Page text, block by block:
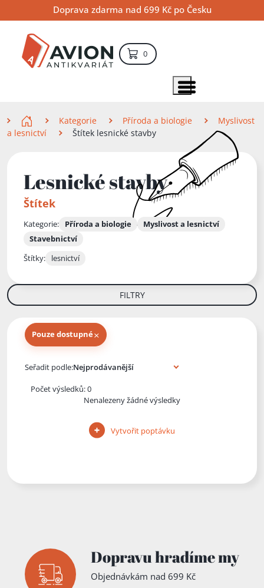
na
obsah
na
navigaci
na
vyhledávání
Doprava zdarma nad 699 Kč po Česku
0položek – košík
Zobrazit položky menu
Kategorie Příroda a biologie
Myslivost
a lesnictví
Štítek lesnické stavby
Lesnické stavby
Štítek
Kategorie: Příroda a biologie
Myslivost a lesnictví
Stavebnictví
Štítky:
lesnictví
FILTRY
Pouze dostupné×
Seřadit podle:
Počet výsledků: 0
Nenalezeny žádné výsledky
Vytvořit poptávku
Dopravu hradíme my
Objednávkám nad 699 Kč